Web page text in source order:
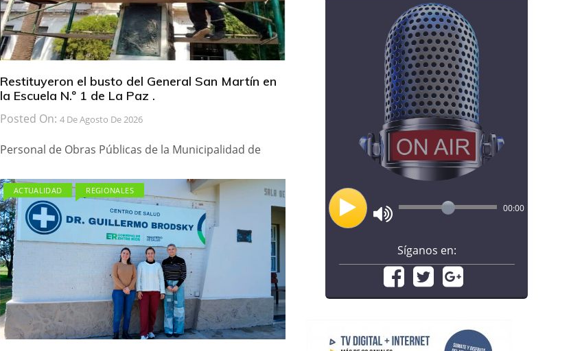
Restituyeron el busto del General San Martín en
la Escuela N.º 1 de La Paz .
Posted On: 4 De Agosto De 2026
Personal de Obras Públicas de la Municipalidad de
ACTUALIDAD REGIONALES
00:00
Síganos en: